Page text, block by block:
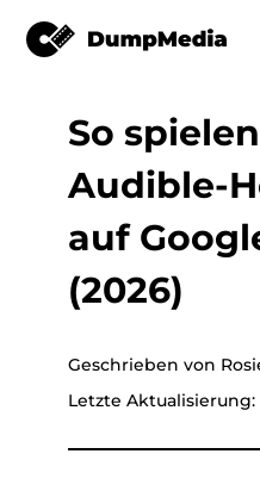
Musik
Video
Online-Tools
Spotify zu mp3
YouTube Music zu MP3
Suno zu MP3
Shop
Unterstützung
Jetzt
So
Audible-
auf
(2026)
Geschrieben von
Letzte Aktualisierung: